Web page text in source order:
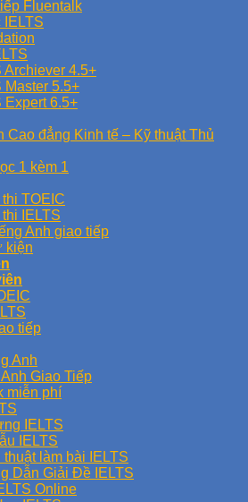
Fluentalk
IELTS
Archiever 4.5+
Master 5.5+
Expert 6.5+
Cao đẳng Kinh tế – Kỹ thuật Thủ
1 kèm 1
TOEIC
IELTS
Anh giao tiếp
kiện
tiếp
Anh
Giao Tiếp
miễn phí
IELTS
IELTS
thuật làm bài IELTS
Dẫn Giải Đề IELTS
Online